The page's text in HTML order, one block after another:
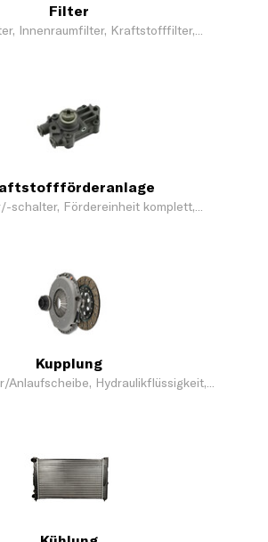
Filter
Innenraumfilter, Kraftstofffilter,...
schalter, Fördereinheit komplett,...
Kupplung
Anlaufscheibe, Hydraulikflüssigkeit,...